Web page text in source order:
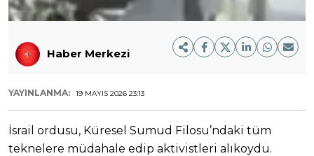
Haber Merkezi
YAYINLANMA: 19 MAYIS 2026 23:13
İsrail ordusu, Küresel Sumud Filosu’ndaki tüm
teknelere müdahale edip aktivistleri alıkoydu.